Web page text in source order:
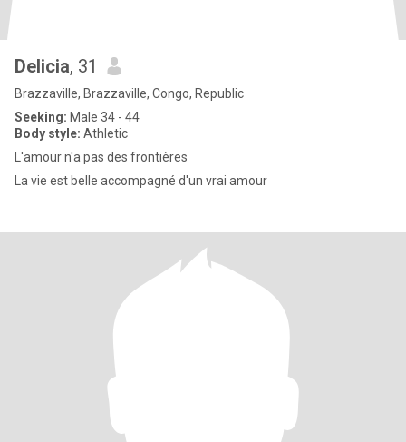
Delicia, 31
Brazzaville, Brazzaville, Congo, Republic
Seeking: Male 34 - 44
Body style: Athletic
L'amour n'a pas des frontières
La vie est belle accompagné d'un vrai amour